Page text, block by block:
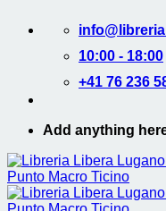
contenuti
10:00 - 18:00
+41 76 236
Add anything